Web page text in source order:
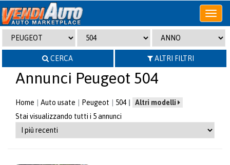
Apri
o
chiudi
menu
CERCA
ALTRI FILTRI
Annunci Peugeot 504
Home Auto usate Peugeot 504
Altri modelli
Stai visualizzando tutti i 5 annunci